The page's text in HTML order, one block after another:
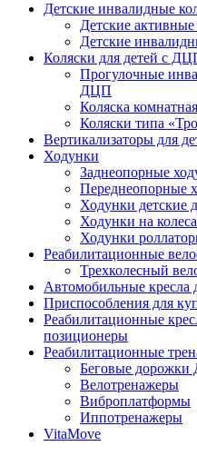
Детские инвалидные
Детские активные
Детские
Коляски для детей с
Прогулочные
ДЦП
Коляска
Коляски типа
Вертикализаторы для
Ходунки
Заднеопорные
Переднеопорные
Ходунки детские
Ходунки на
Ходунки
Реабилитационные
Трехколесный
Автомобильные кресла
Приспособления для
Реабилитационные
позиционеры
Реабилитационные
Беговые
Велотренажеры
Виброплатформы
Иппотренажеры
VitaMove